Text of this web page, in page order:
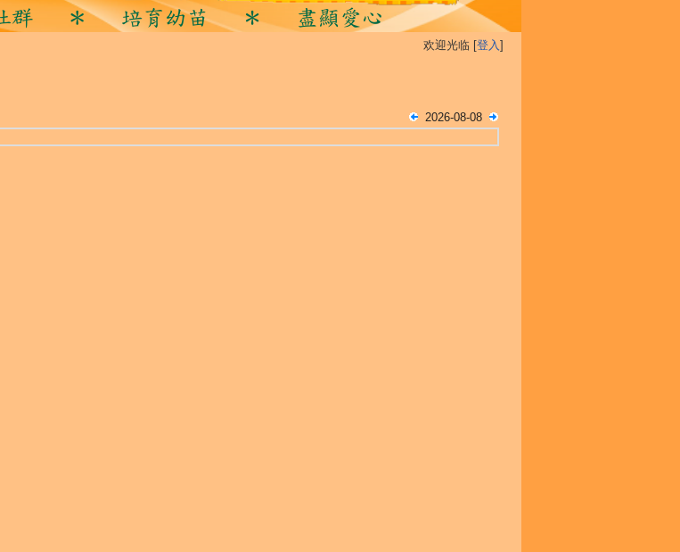
欢迎光临 [登入]
2026-08-08